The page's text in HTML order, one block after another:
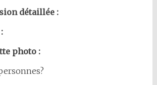
détaillée :
photo :